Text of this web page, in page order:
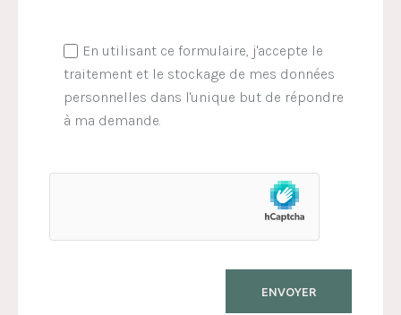
En utilisant ce formulaire, j'accepte le
traitement et le stockage de mes données
personnelles dans l'unique but de répondre
à ma demande.